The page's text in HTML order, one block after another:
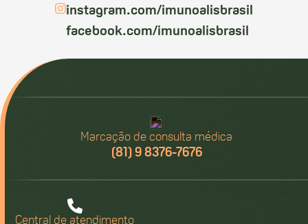
instagram.com/imunoalisbrasil
facebook.com/imunoalisbrasil
Marcação de consulta médica
(81) 9 8376-7676
Central de atendimento